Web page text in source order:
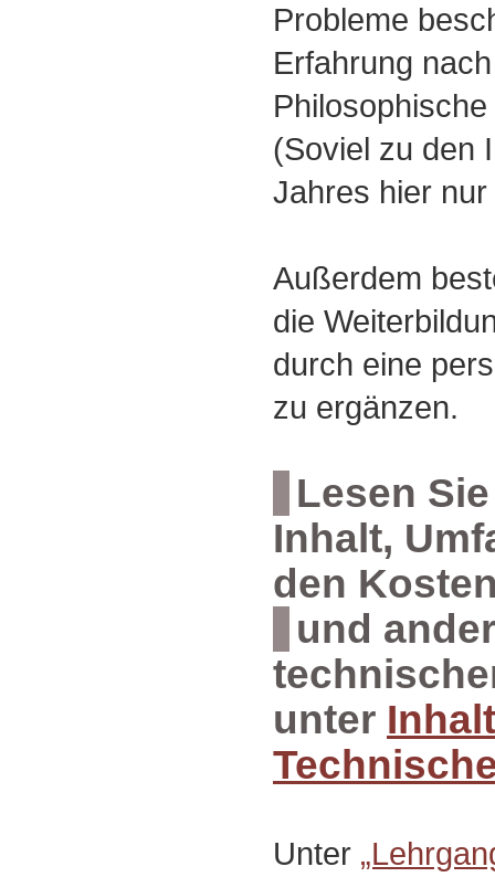
Probleme
Erfahrung
(Soviel zu den
Jahres hier
Außerdem
die
durch eine
zu ergänzen.
Lesen
Inhalt,
den
und
unter
Unter